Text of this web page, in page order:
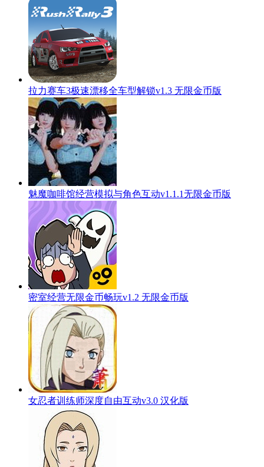
拉力赛车3极速漂移全车型解锁v1.3 无限金币版
魅魔咖啡馆经营模拟与角色互动v1.1.1无限金币版
密室经营无限金币畅玩v1.2 无限金币版
女忍者训练师深度自由互动v3.0 汉化版